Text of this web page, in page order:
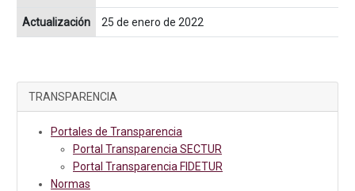
TRANSPARENCIA
Portales de Transparencia
Portal Transparencia SECTUR
Portal Transparencia FIDETUR
Normas
Actualización 25 de enero de 2022